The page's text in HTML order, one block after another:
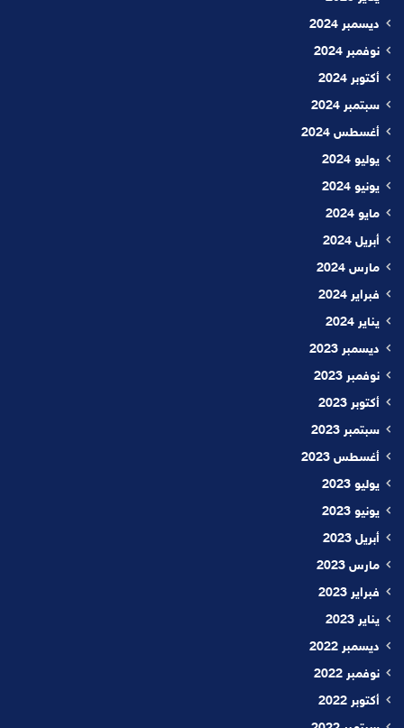
ديسمبر 2024
نوفمبر 2024
أكتوبر 2024
سبتمبر 2024
أغسطس 2024
يوليو 2024
يونيو 2024
مايو 2024
أبريل 2024
مارس 2024
فبراير 2024
يناير 2024
ديسمبر 2023
نوفمبر 2023
أكتوبر 2023
سبتمبر 2023
أغسطس 2023
يوليو 2023
يونيو 2023
أبريل 2023
مارس 2023
فبراير 2023
يناير 2023
ديسمبر 2022
نوفمبر 2022
أكتوبر 2022